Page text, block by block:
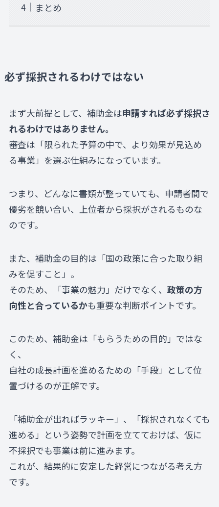
まとめ
必ず採択されるわけではない
まず大前提として、補助金は申請すれば必ず採択さ
れるわけではありません。
審査は「限られた予算の中で、より効果が見込め
る事業」を選ぶ仕組みになっています。
つまり、どんなに書類が整っていても、申請者間で
優劣を競い合い、上位者から採択がされるものな
のです。
また、補助金の目的は「国の政策に合った取り組
みを促すこと」。
そのため、「事業の魅力」だけでなく、 政策の方
向性と合っているかも重要な判断ポイントです。
このため、補助金は「もらうための目的」ではな
く、
自社の成長計画を進めるための「手段」として位
置づけるのが正解です。
「補助金が出ればラッキー」、「採択されなくても
進める」という姿勢で計画を立てておけば、仮に
不採択でも事業は前に進みます。
これが、結果的に安定した経営につながる考え方
です。